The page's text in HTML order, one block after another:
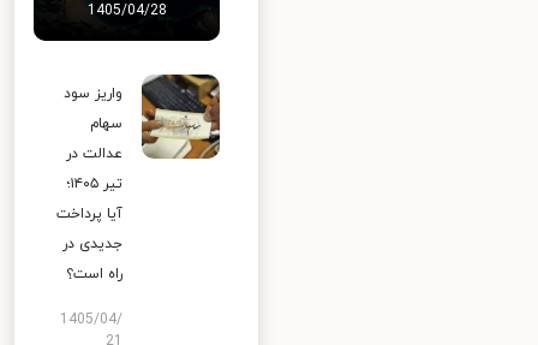
1405/04/28
واریز سود
سهام
عدالت در
تیر ۱۴۰۵؛
آیا پرداخت
جدیدی در
راه است؟
1405/04/